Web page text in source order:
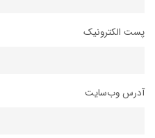
پست الکترونیک
آدرس وب‌سایت